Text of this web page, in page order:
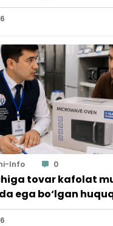
Info 0
tovar kafolat
ega bo‘lgan
berildi